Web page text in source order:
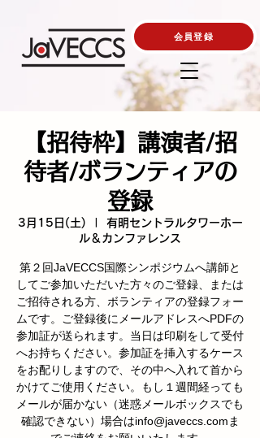
会員登録
【招待枠】講演者/招
待者/ボランティアの
登録
3月15日(土)
有明セントラルタワーホー
ル＆カンファレンス
第２回JaVECCS国際シンポジウムへ講師と
してご参加いただいた方々のご登録、または
ご招待される方、ボランティアの登録フォー
ムです。ご登録後にメールアドレスへPDFの
参加証が送られます。当日は印刷をして受付
へお持ちください。参加証を挿入するケース
をお配りしますので、その中へ入れて首から
かけてご使用ください。もし１週間経っても
メールが届かない（迷惑メールボックスでも
確認できない）場合はinfo@javeccs.comま